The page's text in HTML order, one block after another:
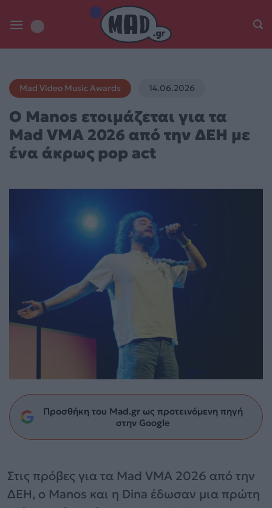
Mad Video Music Awards 14.06.2026
Ο Manos ετοιμάζεται για τα
Mad VMA 2026 από την ΔΕΗ με
ένα άκρως pop act
Προσθήκη του Mad.gr ως προτεινόμενη πηγή
στην Google
Στις πρόβες για τα Mad VMA 2026 από την
ΔΕΗ, ο Manos και η Dina έδωσαν μια πρώτη